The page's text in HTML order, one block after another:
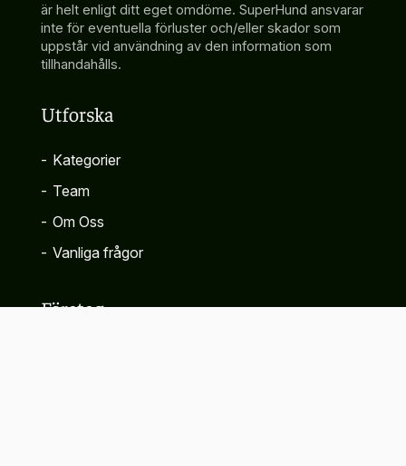
är helt enligt ditt eget omdöme. SuperHund ansvarar
inte för eventuella förluster och/eller skador som
uppstår vid användning av den information som
tillhandahålls.
Utforska
- Kategorier
- Team
- Om Oss
- Vanliga frågor
Företag